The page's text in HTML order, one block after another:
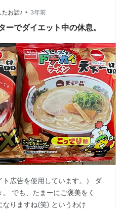
お話♪ • 3年前
ーでダイエット中の休息。
ト広告を使用しています。） ダ
でも、たまーにご褒美をく
りますね(笑) というわけ